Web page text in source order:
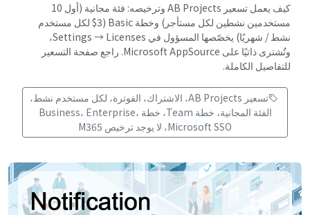
كيف يعمل تسعير AB Projects وترخيصه: فئة مجانية (أول 10
مستخدمين نشطين لكل مستأجر) وخطة Basic ($3 لكل مستخدم
نشط / شهريًا) يخصّصها المسؤول في Settings → Licenses،
وتُشترى ذاتيًا على Microsoft AppSource. راجع صفحة التسعير
للتفاصيل الكاملة.
تسعير AB Projects، الاشتراك، الفوترة، لكل مستخدم نشط،
الفئة المجانية، خطة Team، خطة Business، Enterprise،
Microsoft SSO، لا يوجد ترخيص M365